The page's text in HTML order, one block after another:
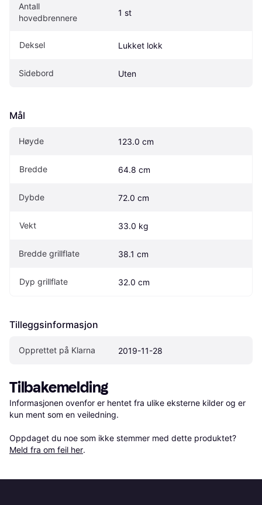
Antall
hovedbrennere
1 st
Deksel Lukket lokk
Sidebord Uten
Mål
Høyde 123.0 cm
Bredde 64.8 cm
Dybde 72.0 cm
Vekt 33.0 kg
Bredde grillflate 38.1 cm
Dyp grillflate 32.0 cm
Tilleggsinformasjon
Opprettet på Klarna 2019-11-28
Tilbakemelding
Informasjonen ovenfor er hentet fra ulike eksterne kilder og er
kun ment som en veiledning.
Oppdaget du noe som ikke stemmer med dette produktet?
Meld fra om feil her.